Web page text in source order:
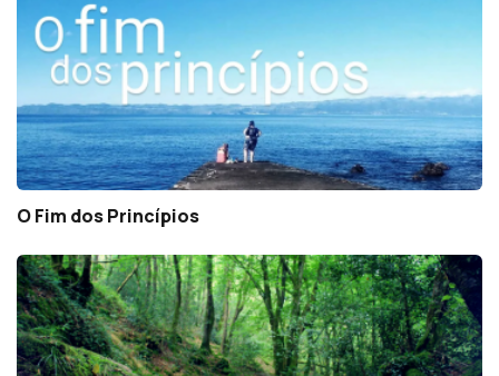
O Fim dos Princípios